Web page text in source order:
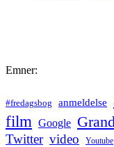
Emner:
#fredagsbog anmeldelse
film Google
Twitter video Youtube